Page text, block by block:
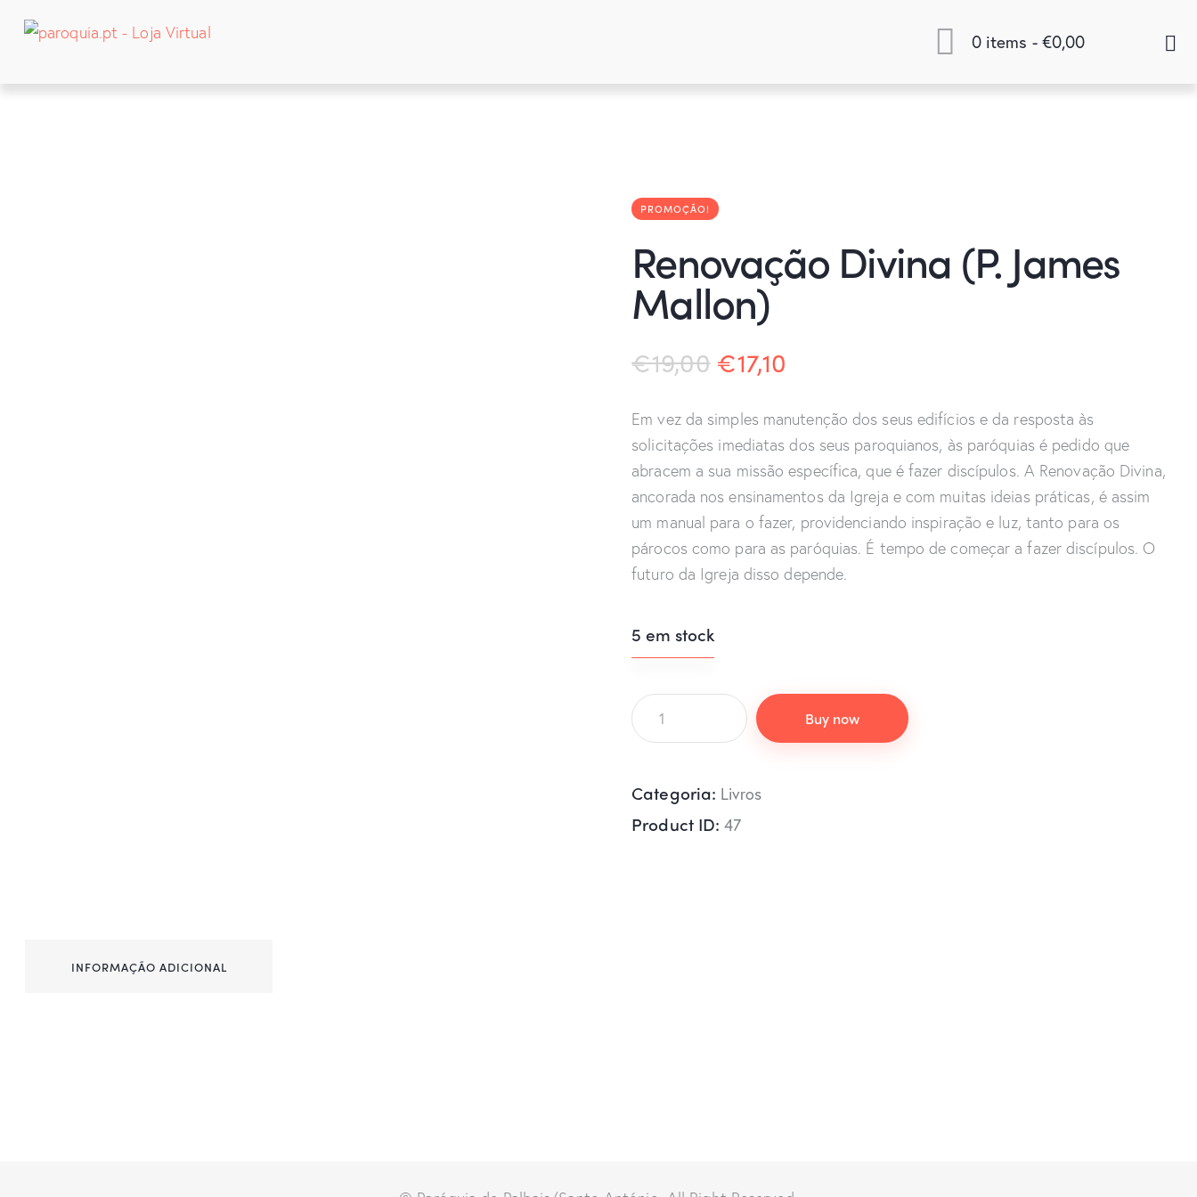
0 items - €0,00
PROMOÇÃO!
Renovação Divina (P. James
Mallon)
€19,00 €17,10
Em vez da simples manutenção dos seus edifícios e da resposta às
solicitações imediatas dos seus paroquianos, às paróquias é pedido que
abracem a sua missão específica, que é fazer discípulos. A Renovação Divina,
ancorada nos ensinamentos da Igreja e com muitas ideias práticas, é assim
um manual para o fazer, providenciando inspiração e luz, tanto para os
párocos como para as paróquias. É tempo de começar a fazer discípulos. O
futuro da Igreja disso depende.
5 em stock
Buy now
Categoria: Livros
Product ID:47
INFORMAÇÃO ADICIONAL